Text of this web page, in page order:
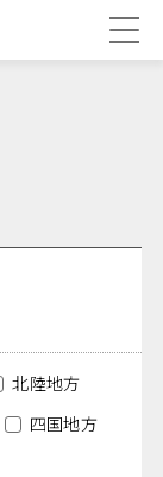
北陸地方
四国地方